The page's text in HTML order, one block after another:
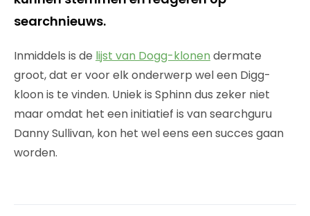
searchnieuws.
Inmiddels is de lijst van Dogg-klonen dermate
groot, dat er voor elk onderwerp wel een Digg-
kloon is te vinden. Uniek is Sphinn dus zeker niet
maar omdat het een initiatief is van searchguru
Danny Sullivan, kon het wel eens een succes gaan
worden.